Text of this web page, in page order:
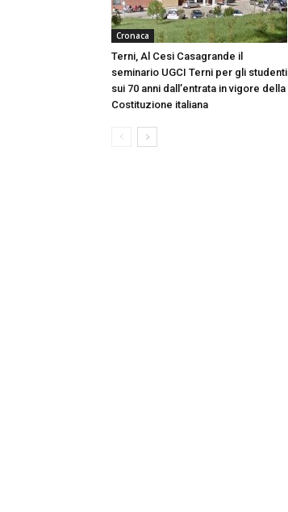
Cronaca
Terni, Al Cesi Casagrande il
seminario UGCI Terni per gli studenti
sui 70 anni dall’entrata in vigore della
Costituzione italiana